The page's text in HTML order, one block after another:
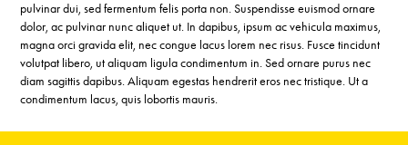
pulvinar dui, sed fermentum felis porta non. Suspendisse euismod ornare
dolor, ac pulvinar nunc aliquet ut. In dapibus, ipsum ac vehicula maximus,
magna orci gravida elit, nec congue lacus lorem nec risus. Fusce tincidunt
volutpat libero, ut aliquam ligula condimentum in. Sed ornare purus nec
diam sagittis dapibus. Aliquam egestas hendrerit eros nec tristique. Ut a
condimentum lacus, quis lobortis mauris.